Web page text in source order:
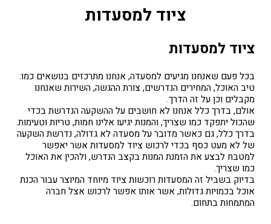
ציוד למסעדות
ציוד למסעדות
בכל פעם שאנחנו מגיעים למסעדה, אנחנו מתרכזים בנושאים כמו:
טיב האוכל, המחירים הנדרשים, צורת ההגשה, השירות שאנחנו
מקבלים וכן על זה הדרך.
אולם, בדרך כלל אנחנו לא חושבים על ההשקעה הנדרשת בכדי
שהכול יתפקד כמו שצריך, והמנות יגיעו אלינו חמות, טריות וטעימות.
בדרך כלל, גם כאשר מדובר על מסעדה לא גדולה, נדרשת השקעה
של לא מעט כסף בכדי לרכוש ציוד למסעדות אשר יאפשר
למטבח לבצע את הזמנת המנות בקצב הנדרש, ולהכין את האוכל
כמו שצריך.
בדיוק בשביל זה המסעדות רוכשות ציוד מיוחד המיוצר עבור הכנת
אוכל בכמויות גדולות, אשר אותו אפשר לרכוש אצל חברה
המתמחות בתחום.